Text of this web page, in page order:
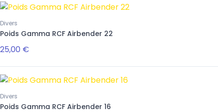
Divers
Poids Gamma RCF Airbender 22
25,00 €
Divers
Poids Gamma RCF Airbender 16